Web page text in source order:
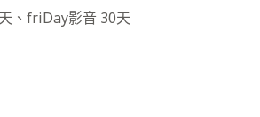
、friDay影音 30天